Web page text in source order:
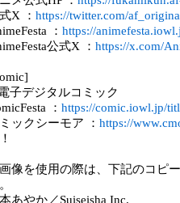
X ： https://twitter.com/
： https://
公式X ： https://x.com/
子デジタルコミック
： https://comic.iowl.jp/
ックシーモア ： https://
画像を使用の際は、下記のコピ
あやか／Suiseisha Inc.